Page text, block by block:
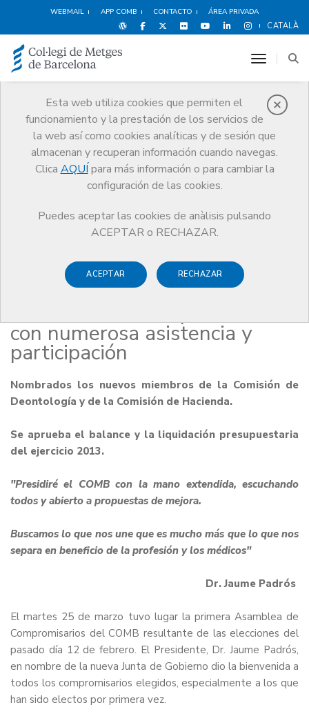
WEBMAIL APP COMB CONTACTO ÁREA PRIVADA
CATALÀ
Esta web utiliza cookies que permiten el
funcionamiento y la prestación de los servicios de
la web así como cookies analíticas y de sesión que
almacenan y recuperan información cuando navegas.
Clica AQUÍ para más información o para cambiar la
configuración de las cookies.
Puedes aceptar las cookies de anàlisis pulsando
ACEPTAR o RECHAZAR.
ACEPTAR RECHAZAR
toggle
Noticias
Comunicación
Noticias
Se constituye la nueva Asamblea de Compromisarios con numerosa
asistencia y participación
3 ABRIL DE 2014
Se constituye la nueva
Asamblea de Compromisarios
con numerosa asistencia y
participación
Nombrados los nuevos miembros de la Comisión de
Deontología y de la Comisión de Hacienda.
Se aprueba el balance y la liquidación presupuestaria
del ejercicio 2013.
"Presidiré el COMB con la mano extendida, escuchando
todos y abierto a propuestas de mejora.
Buscamos lo que nos une que es mucho más que lo que nos
separa en beneficio de la profesión y los médicos"
Dr. Jaume Padrós
El martes 25 de marzo tuvo lugar la primera Asamblea de
Compromisarios del COMB resultante de las elecciones del
pasado día 12 de febrero. El Presidente, Dr. Jaume Padrós,
en nombre de la nueva Junta de Gobierno dio la bienvenida a
todos los compromisarios elegidos, especialmente a los que
han sido electos por primera vez.